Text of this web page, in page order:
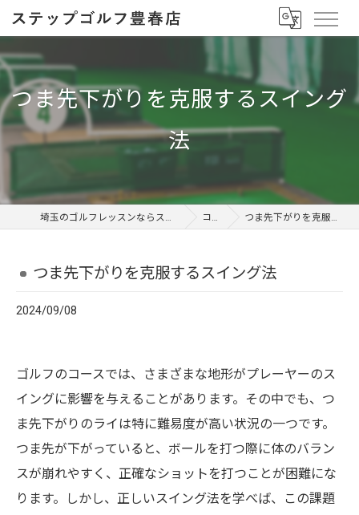
つま先下がりを克服するスイング
法
埼玉のゴルフレッスンならステップゴルフ 豊春店 コラム つま先下がりを克服するスイング法
つま先下がりを克服するスイング法
2024/09/08
ゴルフのコースでは、さまざまな地形がプレーヤーのス
イングに影響を与えることがあります。その中でも、つ
ま先下がりのライは特に難易度が高い状況の一つです。
つま先が下がっていると、ボールを打つ際に体のバラン
スが崩れやすく、正確なショットを打つことが困難にな
ります。しかし、正しいスイング法を学べば、この課題